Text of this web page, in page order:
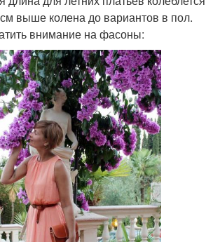
выше колена до вариантов в пол.
внимание на фасоны: